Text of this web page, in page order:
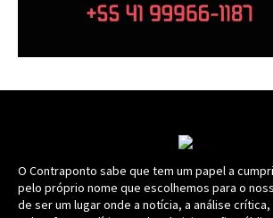
O Contraponto sabe que tem um papel a
pelo próprio nome que escolhemos para o
de ser um lugar onde a notícia, a análise